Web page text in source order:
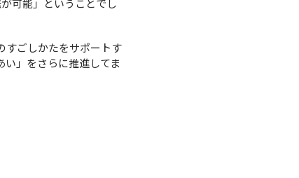
可能」ということでし
すごしかたをサポートす
」をさらに推進してま